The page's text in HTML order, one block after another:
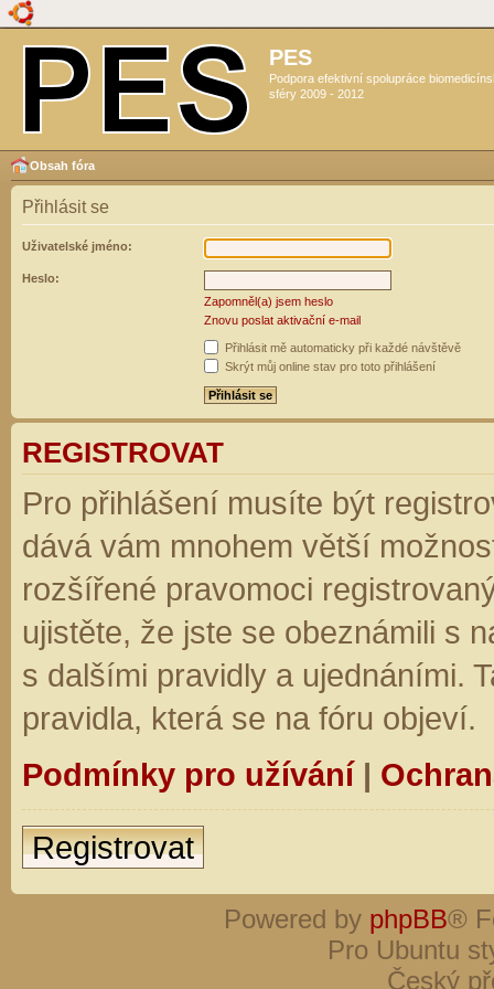
PES
Podpora efektivní spolupráce
sféry 2009 - 2012
Obsah fóra
Přihlásit se
Uživatelské jméno:
Heslo:
Zapomněl(a) jsem heslo
Znovu poslat aktivační e-mail
Přihlásit mě automaticky při každé návštěvě
Skrýt můj online stav pro toto přihlášení
REGISTROVAT
Pro přihlášení musíte být
dává vám mnohem větší
rozšířené pravomoci
ujistěte, že jste se obeznámili s
s dalšími pravidly a ujednáními.
pravidla, která se na fóru objeví.
Podmínky pro užívání|
Registrovat
Powered by phpBB®
Pro Ubuntu
Český